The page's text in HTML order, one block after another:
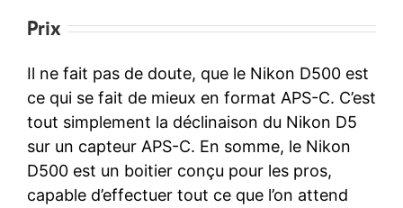
Prix
Il ne fait pas de doute, que le Nikon D500 est
ce qui se fait de mieux en format APS-C. C’est
tout simplement la déclinaison du Nikon D5
sur un capteur APS-C. En somme, le Nikon
D500 est un boitier conçu pour les pros,
capable d’effectuer tout ce que l’on attend